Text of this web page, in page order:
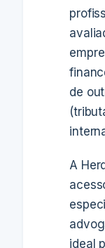
de
A
ideal